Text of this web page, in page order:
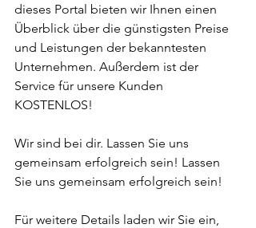
dieses Portal bieten wir Ihnen einen
Überblick über die günstigsten Preise
und Leistungen der bekanntesten
Unternehmen. Außerdem ist der
Service für unsere Kunden
KOSTENLOS!
Wir sind bei dir. Lassen Sie uns
gemeinsam erfolgreich sein! Lassen
Sie uns gemeinsam erfolgreich sein!
Für weitere Details laden wir Sie ein,